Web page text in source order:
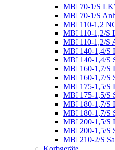
MBI 70-1/S
MBI 70-1/S
MBI 110-1,2
MBI 110-1,2/S
MBI 110-1,2/S
MBI 140-1,4/S
MBI 140-1,4/S
MBI 160-1,7/S
MBI 160-1,7/S
MBI 175-1,5/S
MBI 175-1,5/S
MBI 180-1,7/S
MBI 180-1,7/S
MBI 200-1,5/S
MBI 200-1,5/S
MBI 210-2/S